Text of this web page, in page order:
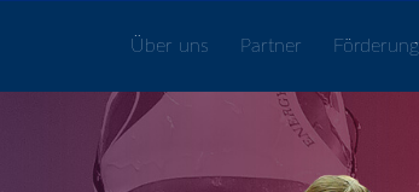
Über uns Partner Förderung